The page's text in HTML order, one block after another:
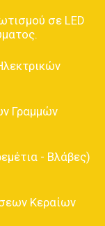
σε LED
Γραμμών
- Βλάβες)
Κεραίων